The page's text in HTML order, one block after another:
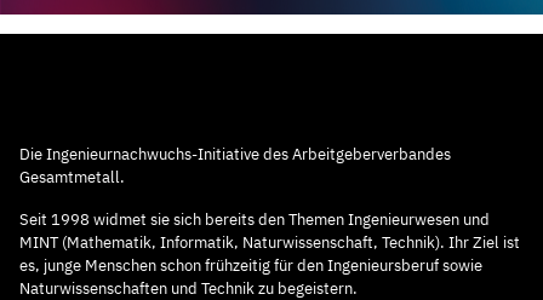
Die Ingenieurnachwuchs-Initiative des Arbeitgeberverbandes
Gesamtmetall.
Seit 1998 widmet sie sich bereits den Themen Ingenieurwesen und
MINT (Mathematik, Informatik, Naturwissenschaft, Technik). Ihr Ziel ist
es, junge Menschen schon frühzeitig für den Ingenieursberuf sowie
Naturwissenschaften und Technik zu begeistern.